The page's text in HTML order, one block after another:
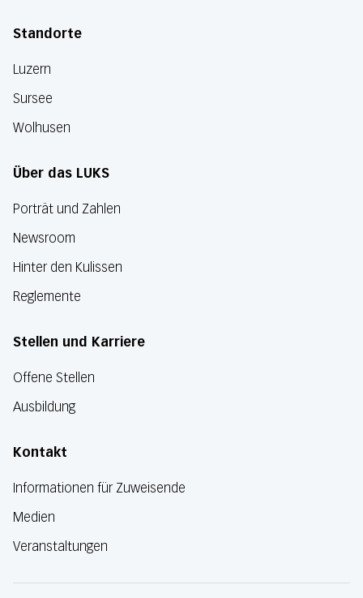
Standorte
Luzern
Sursee
Wolhusen
Über das LUKS
Porträt und Zahlen
Newsroom
Hinter den Kulissen
Reglemente
Stellen und Karriere
Offene Stellen
Ausbildung
Kontakt
Informationen für Zuweisende
Medien
Veranstaltungen